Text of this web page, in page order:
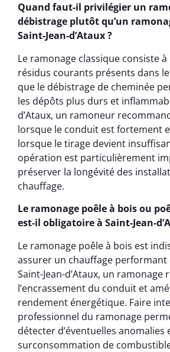
Quand faut-il privilégier un
débistrage plutôt qu’un
Saint-Jean-d’Ataux ?
Le ramonage classique consiste
résidus courants présents dans
que le débistrage de cheminée
les dépôts plus durs et
d’Ataux, un ramoneur
lorsque le conduit est fortement
lorsque le tirage devient
opération est particulièrement
préserver la longévité des
chauffage.
Le ramonage poêle à bois ou
est-il obligatoire à Saint-Jean-
Le ramonage poêle à bois est
assurer un chauffage performant
Saint-Jean-d’Ataux, un ramonage
l’encrassement du conduit et
rendement énergétique. Faire
professionnel du ramonage
détecter d’éventuelles anomalies
surconsommation de